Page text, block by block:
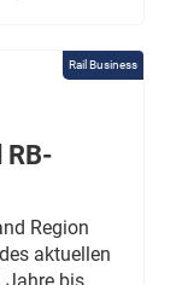
Rail Business
RB-
Region
aktuellen